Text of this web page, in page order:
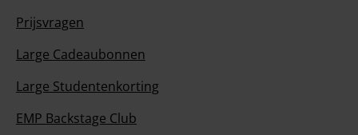
Prijsvragen
Large Cadeaubonnen
Large Studentenkorting
EMP Backstage Club